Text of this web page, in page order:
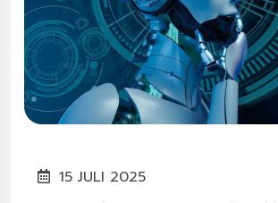
15 JULI 2025